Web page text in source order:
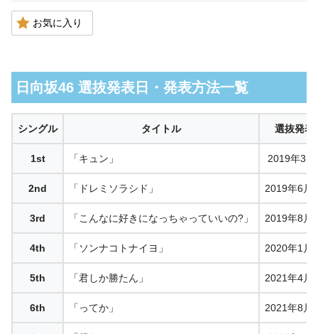
お気に入り
日向坂46 選抜発表日・発表方法一覧
シングル タイトル 選抜発表
1st 「キュン」 2019年3月
2nd 「ドレミソラシド」 2019年6月
3rd 「こんなに好きになっちゃっていいの?」 2019年8月
4th 「ソンナコトナイヨ」 2020年1月
5th 「君しか勝たん」 2021年4月
6th 「ってか」 2021年8月